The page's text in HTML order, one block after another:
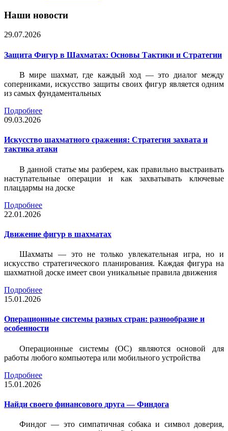
Наши новости
29.07.2026
Защита Фигур в Шахматах: Основы Тактики и Стратегии
В мире шахмат, где каждый ход — это диалог между
соперниками, искусство защиты своих фигур является одним
из самых фундаментальных
Подробнее
09.03.2026
Искусство шахматного сражения: Стратегия захвата и
тактика атаки
В данной статье мы разберем, как правильно выстраивать
наступательные операции и как захватывать ключевые
плацдармы на доске
Подробнее
22.01.2026
Движение фигур в шахматах
Шахматы — это не только увлекательная игра, но и
искусство стратегического планирования. Каждая фигура на
шахматной доске имеет свои уникальные правила движения
Подробнее
15.01.2026
Операционные системы разных стран: разнообразие и
особенности
Операционные системы (ОС) являются основой для
работы любого компьютера или мобильного устройства
Подробнее
15.01.2026
Найди своего финансового друга — Финдога
Финдог — это симпатичная собака и символ доверия,